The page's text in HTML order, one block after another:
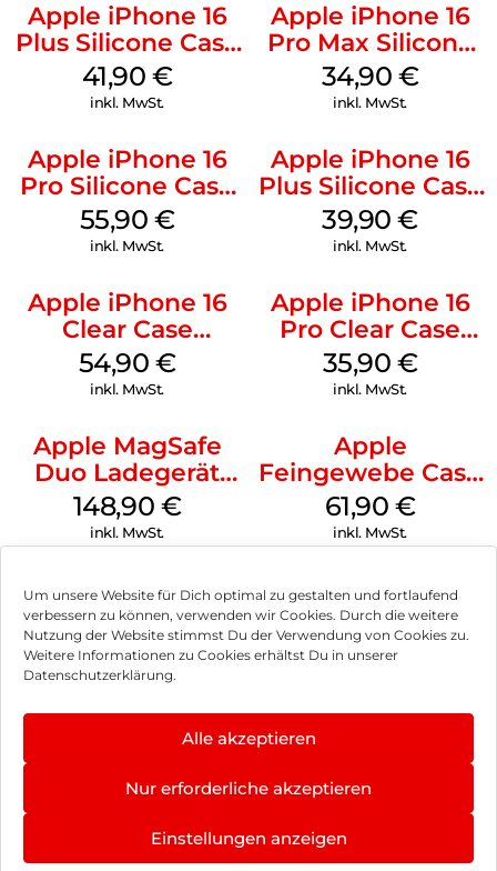
Um unsere Website für Dich optimal zu gestalten und fortlaufend
verbessern zu können, verwenden wir Cookies. Durch die weitere
Nutzung der Website stimmst Du der Verwendung von Cookies zu.
Weitere Informationen zu Cookies erhältst Du in unserer
Datenschutzerklärung.
Alle akzeptieren
Nur erforderliche akzeptieren
Einstellungen anzeigen
Apple iPhone 16
Plus Silicone Case
MagSafe Stone
Gray
41,90 €
inkl. MwSt.
Apple iPhone 16
Pro Max Silicone
Case MagSafe
Denim
34,90 €
inkl. MwSt.
Apple iPhone 16
Pro Silicone Case
MagSafe Stone
Gray
55,90 €
inkl. MwSt.
Apple iPhone 16
Plus Silicone Case
MagSafe Plum
39,90€
inkl. MwSt.
Apple iPhone 16
Clear Case
MagSafe
Transparent
54,90 €
inkl. MwSt.
Apple iPhone 16
Pro Clear Case
MagSafe
Transparent
35,90 €
inkl. MwSt.
Apple MagSafe
Duo Ladegerät
Weiß
148,90 €
inkl. MwSt.
Apple
Feingewebe Case
iPhone 15 Pro
MagSafe Schwarz
61,90 €
inkl. MwSt.
Impressum
Hinweis zur Batterieentsorgung
Newsletter